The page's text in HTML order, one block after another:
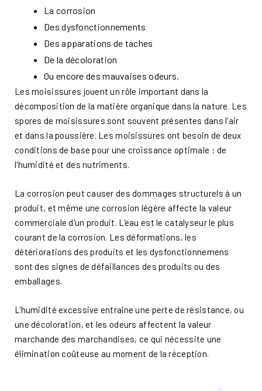
La corrosion
Des dysfonctionnements
Des apparations de taches
De la décoloration
Ou encore des mauvaises odeurs.
Les moisissures jouent un rôle important dans la
décomposition de la matière organique dans la nature. Les
spores de moisissures sont souvent présentes dans l'air
et dans la poussière. Les moisissures ont besoin de deux
conditions de base pour une croissance optimale : de
l'humidité et des nutriments.
La corrosion peut causer des dommages structurels à un
produit, et même une corrosion légère affecte la valeur
commerciale d'un produit. L'eau est le catalyseur le plus
courant de la corrosion. Les déformations, les
détériorations des produits et les dysfonctionnemens
sont des signes de défaillances des produits ou des
emballages.
L'humidité excessive entraîne une perte de résistance, ou
une décoloration, et les odeurs affectent la valeur
marchande des marchandises, ce qui nécessite une
élimination coûteuse au moment de la réception.